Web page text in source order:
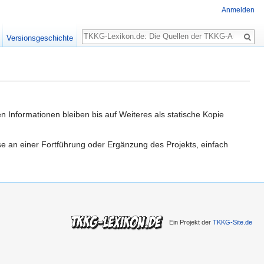
Informationen bleiben bis auf Weiteres als statische Kopie
an einer Fortführung oder Ergänzung des Projekts, einfach
Anmelden
Versionsgeschichte
Suche
Ein Projekt der TKKG-Site.de